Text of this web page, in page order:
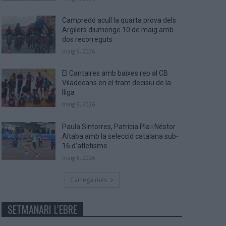
Campredó acull la quarta prova dels
Argilers diumenge 10 de maig amb
dos recorreguts
maig 9, 2026
El Cantaires amb baixes rep al CB
Viladecans en el tram decisiu de la
lliga
maig 9, 2026
Paula Sintorres, Patrícia Pla i Néstor
Altaba amb la selecció catalana sub-
16 d’atletisme
maig 8, 2026
Carrega més
SETMANARI L'EBRE